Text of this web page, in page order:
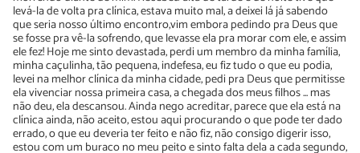
levá-la de volta pra clínica, estava muito mal, a deixei lá já sabendo
que seria nosso último encontro,vim embora pedindo pra Deus que
se fosse pra vê-la sofrendo, que levasse ela pra morar com ele, e assim
ele fez! Hoje me sinto devastada, perdi um membro da minha família,
minha caçulinha, tão pequena, indefesa, eu fiz tudo o que eu podia,
levei na melhor clínica da minha cidade, pedi pra Deus que permitisse
ela vivenciar nossa primeira casa, a chegada dos meus filhos ... mas
não deu, ela descansou. Ainda nego acreditar, parece que ela está na
clínica ainda, não aceito, estou aqui procurando o que pode ter dado
errado, o que eu deveria ter feito e não fiz, não consigo digerir isso,
estou com um buraco no meu peito e sinto falta dela a cada segundo,